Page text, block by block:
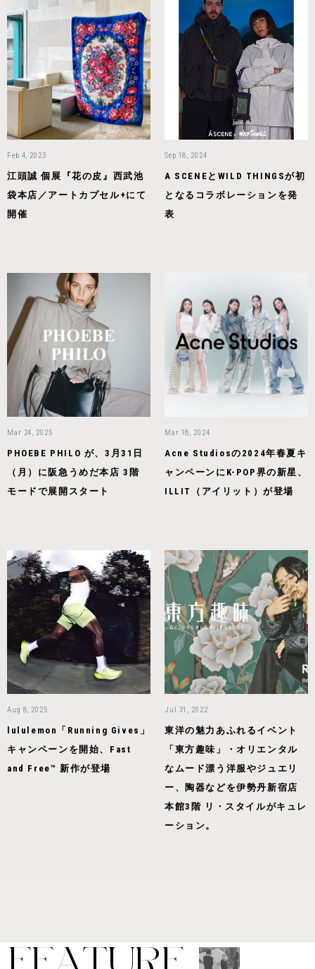
Feb 4, 2023
江頭誠 個展『花の皮』西武池
袋本店／アートカプセル+にて
開催
Sep 18, 2024
A SCENEとWILD THINGSが初
となるコラボレーションを発
表
Mar 24, 2025
PHOEBE PHILO が、3月31日
（月）に阪急うめだ本店 3階
モードで展開スタート
Mar 18, 2024
Acne Studiosの2024年春夏キ
ャンペーンにK-POP界の新星、
ILLIT（アイリット）が登場
Aug 8, 2025
lululemon「Running Gives」
キャンペーンを開始、Fast
and Free™ 新作が登場
Jul 31, 2022
東洋の魅力あふれるイベント
「東方趣味」・オリエンタル
なムード漂う洋服やジュエリ
ー、陶器などを伊勢丹新宿店
本館3階 リ・スタイルがキュレ
ーション。
FEATURE